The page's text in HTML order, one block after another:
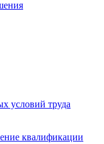
условий труда
квалификации